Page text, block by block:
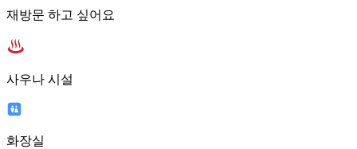
재방문 하고 싶어요
사우나 시설
화장실